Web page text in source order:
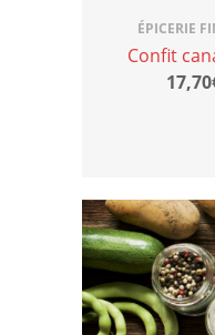
ÉPICERIE
Confit